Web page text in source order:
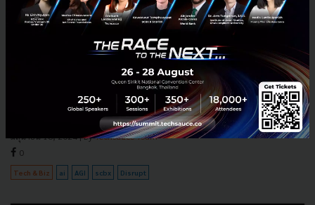
เปิด Technology Vision 2024 จาก Accenture ปลดล็อก
ศักยภาพมนุษย์ร่วมกับ 3 กูรูสายเทคฯ
เจาะลึกรายงาน Accenture Technology Vision 2024 - Human by
design ด้านการใช้เทคโนโลยีที่ช่วยพัฒนาศักยภาพของมนุษย์ และรับฟัง
มุมมองด้านการใช้ AI ในองค์กรและการเตรียมความพร้อมจากกูรูที...
มิถุนายน 18, 2024 | ByTechsauce Team
0
Tech & Biz ai AGI scbx Disrupt